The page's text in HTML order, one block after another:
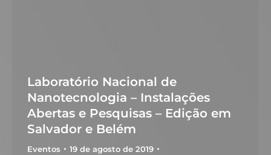
Laboratório Nacional de
Nanotecnologia – Instalações
Abertas e Pesquisas – Edição em
Salvador e Belém
Eventos
19 de agosto de 2019